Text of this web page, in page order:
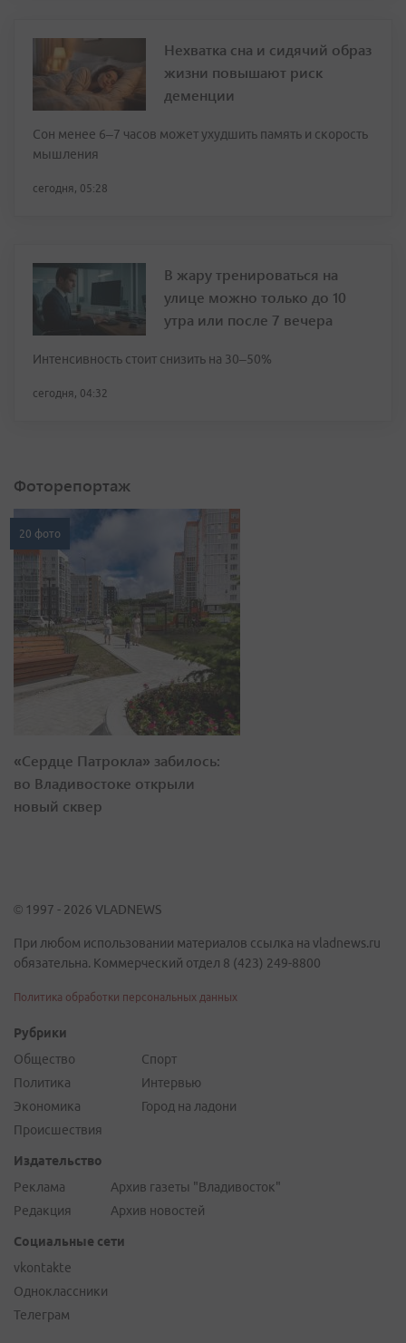
Нехватка сна и сидячий образ
жизни повышают риск
деменции
Сон менее 6–7 часов может ухудшить память и скорость
мышления
сегодня, 05:28
В жару тренироваться на
улице можно только до 10
утра или после 7 вечера
Интенсивность стоит снизить на 30–50%
сегодня, 04:32
Фоторепортаж
20 фото
«Сердце Патрокла» забилось:
во Владивостоке открыли
новый сквер
© 1997 - 2026 VLADNEWS
При любом использовании материалов ссылка на vladnews.ru
обязательна. Коммерческий отдел 8 (423) 249-8800
Политика обработки персональных данных
Рубрики
Общество
Политика
Экономика
Происшествия
Спорт
Интервью
Город на ладони
Издательство
Реклама
Редакция
Архив газеты "Владивосток"
Архив новостей
Социальные сети
vkontakte
Одноклассники
Телеграм